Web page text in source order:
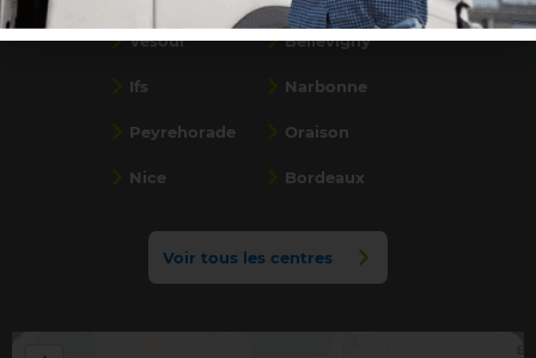
Vesoul Bellevigny
Ifs Narbonne
Peyrehorade Oraison
Nice Bordeaux
Voir tous les centres